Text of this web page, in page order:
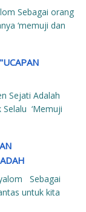
Sebagai orang
‘memuji dan
Sejati Adalah
‘Memuji
Sebagai
untuk kita